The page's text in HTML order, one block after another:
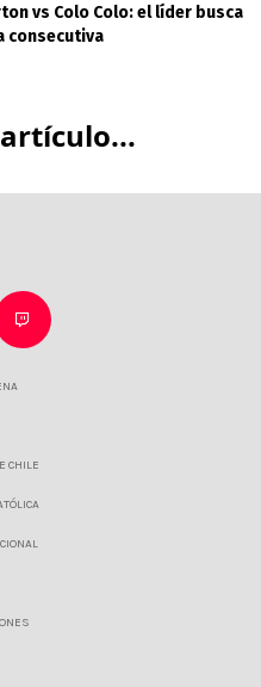
vs Colo Colo: el líder busca
consecutiva
chilena, el
maletas
a Unión
del portero de
exóticas y